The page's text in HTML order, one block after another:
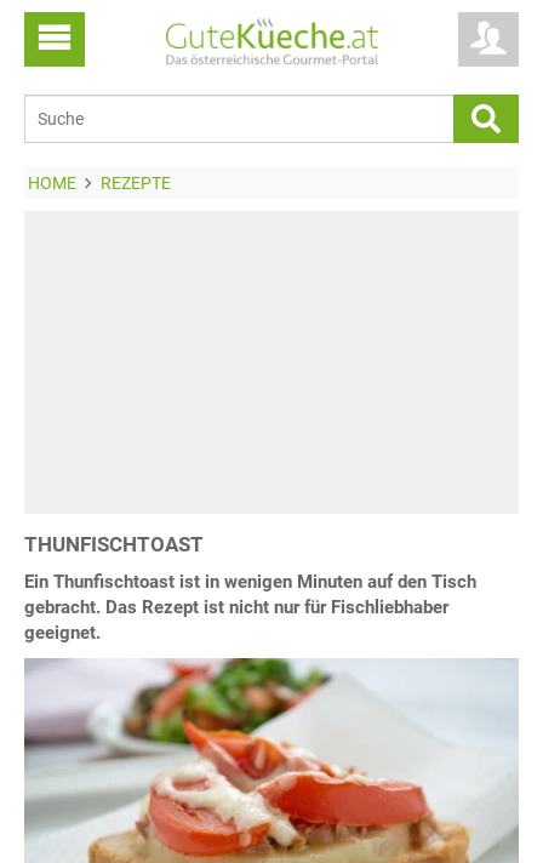
HOME REZEPTE
THUNFISCHTOAST
Ein Thunfischtoast ist in wenigen Minuten auf den Tisch
gebracht. Das Rezept ist nicht nur für Fischliebhaber
geeignet.